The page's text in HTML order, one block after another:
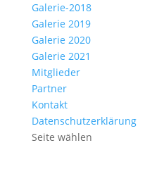
Galerie-2018
Galerie 2019
Galerie 2020
Galerie 2021
Mitglieder
Partner
Kontakt
Datenschutzerklärung
Seite wählen